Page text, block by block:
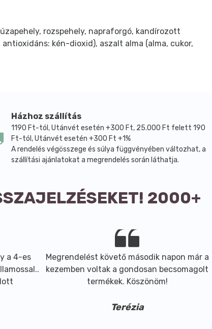
rozspehely, napraforgó, kandírozott
kén-dioxid), aszalt alma (alma, cukor,
Házhoz szállítás
1190 Ft-tól, Utánvét esetén +300 Ft, 25.000 Ft felett 190
Ft-tól, Utánvét esetén +300 Ft +1%
A rendelés végösszege és súlya függvényében változhat, a
szállítási ajánlatokat a megrendelés során láthatja.
2000+
a 4-es
Megrendelést követő második napon már a
kezemben voltak a gondosan becsomagolt
termékek. Köszönöm!
Terézia